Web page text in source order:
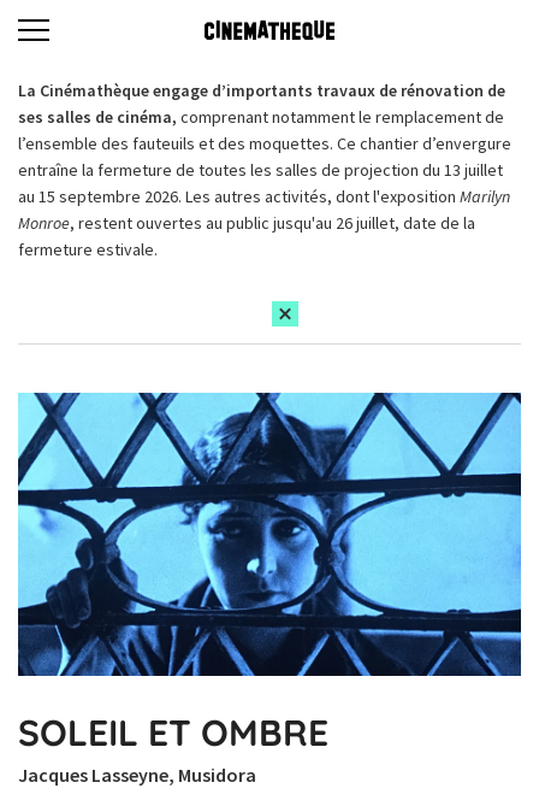
La Cinémathèque engage d’importants travaux de rénovation de
ses salles de cinéma, comprenant notamment le remplacement de
l’ensemble des fauteuils et des moquettes. Ce chantier d’envergure
entraîne la fermeture de toutes les salles de projection du 13 juillet
au 15 septembre 2026. Les autres activités, dont l'exposition Marilyn
Monroe, restent ouvertes au public jusqu'au 26 juillet, date de la
fermeture estivale.
SOLEIL ET OMBRE
Jacques Lasseyne, Musidora